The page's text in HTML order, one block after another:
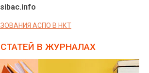
АСПО В НКТ
В ЖУРНАЛАХ